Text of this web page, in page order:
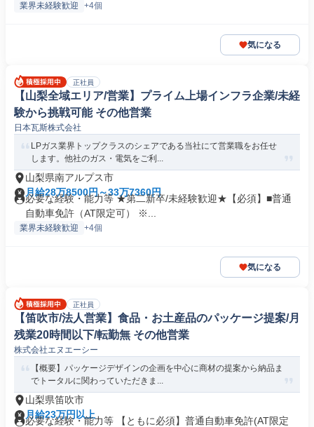
業界未経験歓迎 +4個
気になる
正社員
【山梨全域エリア/営業】プライム上場インフラ企業/未経
験から挑戦可能 その他営業
日本瓦斯株式会社
LPガス業界トップクラスのシェアである当社にて営業職をお任せ
します。他社のガス・電気をご利...
山梨県南アルプス市
月給28万8500円～33万7360円
必要な経験・能力等 ★第二新卒/未経験歓迎★【必須】■普通
自動車免許（AT限定可） ※...
業界未経験歓迎 +4個
気になる
正社員
【笛吹市/法人営業】食品・お土産品のパッケージ提案/月
残業20時間以下/転勤無 その他営業
株式会社エヌエーシー
【概要】パッケージデザインの企画を中心に商材の提案から納品ま
でトータルに関わっていただきま...
山梨県笛吹市
月給23万円以上
必要な経験・能力等 【ともに必須】普通自動車免許(AT限定